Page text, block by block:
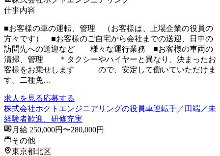
仕事内容
■お客様の車の運転、管理 （お客様は、上場企業の役員の
方々です） ■お客様のご自宅から会社までの送迎、日中の
訪問先への送迎など 様々な運行業務 ■お客様の車両の
清掃、管理 ＊タクシーやハイヤーと異なり、決まったお
客様をお乗せします ので、安定して働いていただけま
す。二種免…
求人を見る応募する
株式会社ホクトエンジニアリングの役員車運転手／田端／未
経験者歓迎、研修充実
月給 250,000円〜280,000円
その他
東京都北区